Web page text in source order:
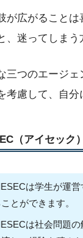
が広がること
、迷ってしまう
三つのエージ
考慮して、自分
（アイセック）
は学生が運
ことができます。
は社会問題